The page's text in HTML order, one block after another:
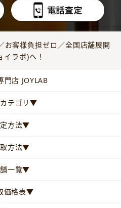
お客様負担ゼロ／全国店舗展開
ラボ)へ！
門店 JOYLAB
テゴリ▼
方法▼
方法▼
一覧▼
価格表▼